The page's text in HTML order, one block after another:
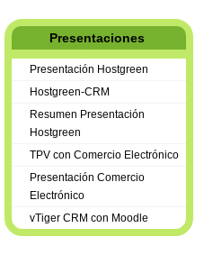
Presentaciones
Presentación Hostgreen
Hostgreen-CRM
Resumen Presentación
Hostgreen
TPV con Comercio Electrónico
Presentación Comercio
Electrónico
vTiger CRM con Moodle